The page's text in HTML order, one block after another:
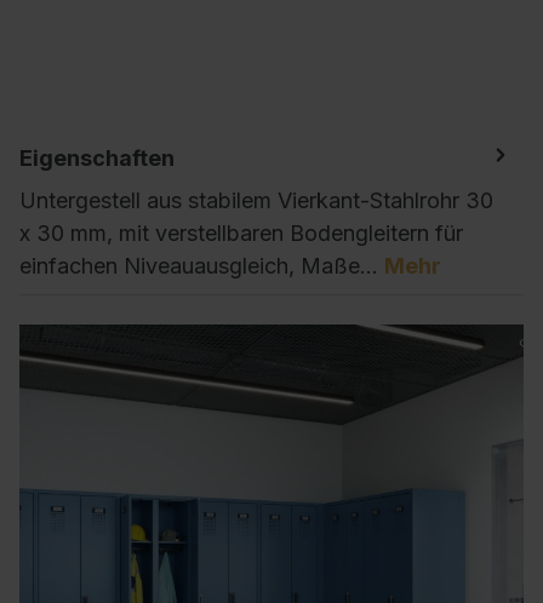
Eigenschaften
Untergestell aus stabilem Vierkant-Stahlrohr 30
x 30 mm, mit verstellbaren Bodengleitern für
einfachen Niveauausgleich, Maße… Mehr